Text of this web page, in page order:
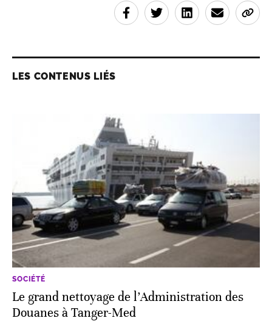
LES CONTENUS LIÉS
SOCIÉTÉ
Le grand nettoyage de l’Administration des
Douanes à Tanger-Med